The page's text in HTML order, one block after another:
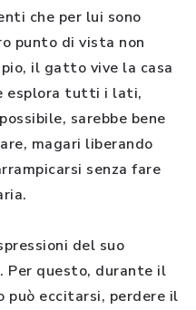
che per lui sono
punto di vista non
il gatto vive la casa
esplora tutti i lati,
sarebbe bene
magari liberando
senza fare
del suo
Per questo, durante il
può eccitarsi, perdere il